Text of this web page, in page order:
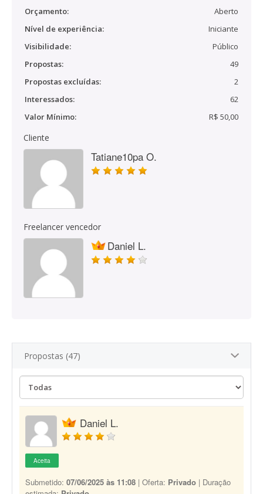
Orçamento:
Aberto
Nível de experiência:
Iniciante
Visibilidade:
Público
Propostas:
49
Propostas excluídas:
2
Interessados:
62
Valor Mínimo:
R$ 50,00
Cliente
Tatiane10pa O.
Freelancer vencedor
Daniel L.
Propostas (47)
Daniel L.
Aceita
Submetido: 07/06/2025 às 11:08 | Oferta: Privado | Duração